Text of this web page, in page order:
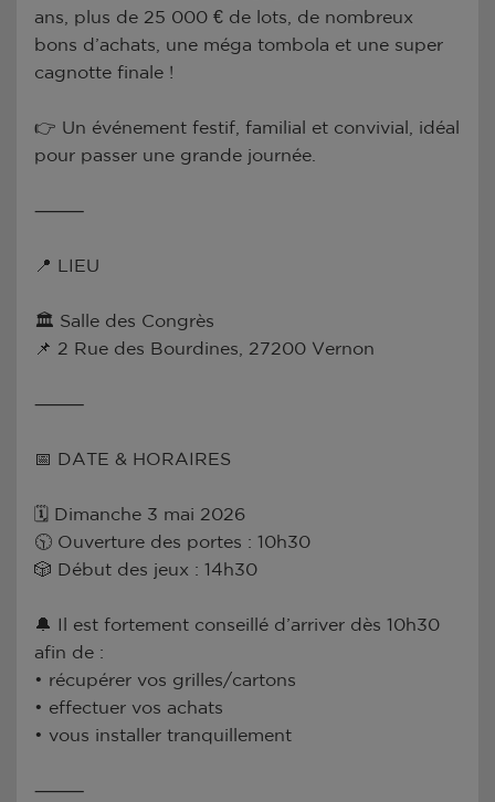
ans, plus de 25 000 € de lots, de nombreux
bons d’achats, une méga tombola et une super
cagnotte finale !
👉 Un événement festif, familial et convivial, idéal
pour passer une grande journée.
⸻
📍 LIEU
🏛 Salle des Congrès
📌 2 Rue des Bourdines, 27200 Vernon
⸻
📅 DATE & HORAIRES
🗓 Dimanche 3 mai 2026
🕥 Ouverture des portes : 10h30
🎲 Début des jeux : 14h30
🔔 Il est fortement conseillé d’arriver dès 10h30
afin de :
• récupérer vos grilles/cartons
• effectuer vos achats
• vous installer tranquillement
⸻